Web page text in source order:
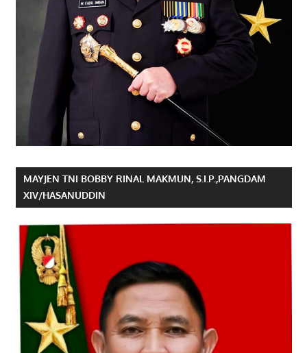
MAYJEN TNI BOBBY RINAL MAKMUN, S.I.P.,PANGDAM
XIV/HASANUDDIN